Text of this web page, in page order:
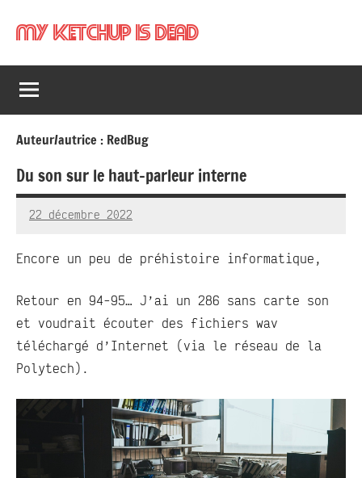
My Ketchup Is Dead
Auteur/autrice : RedBug
Du son sur le haut-parleur interne
22 décembre 2022
RedBug
Aucun
Encore un peu de préhistoire informatique,
Retour en 94-95… J’ai un 286 sans carte son
et voudrait écouter des fichiers wav
téléchargé d’Internet (via le réseau de la
Polytech).